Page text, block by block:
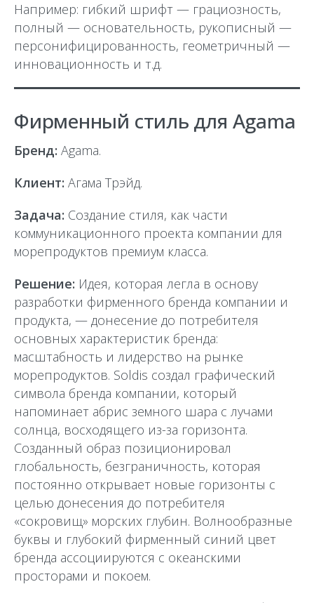
Например: гибкий шрифт — грациозность,
полный — основательность, рукописный —
персонифицированность, геометричный —
инновационность и т.д.
Фирменный стиль для Agama
Бренд: Agama.
Клиент: Агама Трэйд.
Задача: Создание стиля, как части
коммуникационного проекта компании для
морепродуктов премиум класса.
Решение: Идея, которая легла в основу
разработки фирменного бренда компании и
продукта, — донесение до потребителя
основных характеристик бренда:
масштабность и лидерство на рынке
морепродуктов. Soldis создал графический
символа бренда компании, который
напоминает абрис земного шара с лучами
солнца, восходящего из-за горизонта.
Созданный образ позиционировал
глобальность, безграничность, которая
постоянно открывает новые горизонты с
целью донесения до потребителя
«сокровищ» морских глубин. Волнообразные
буквы и глубокий фирменный синий цвет
бренда ассоциируются с океанскими
просторами и покоем.